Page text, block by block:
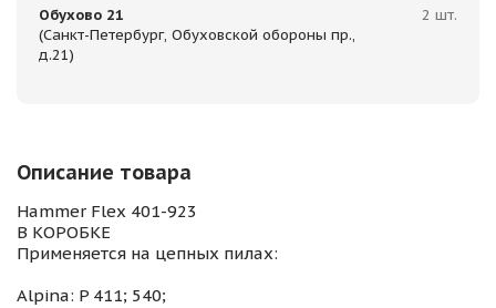
Обухово 21
(Санкт-Петербург, Обуховской обороны пр.,
д.21)
2 шт.
Описание товара
Hammer Flex 401-923
В КОРОБКЕ
Применяется на цепных пилах:
Alpina: P 411; 540;